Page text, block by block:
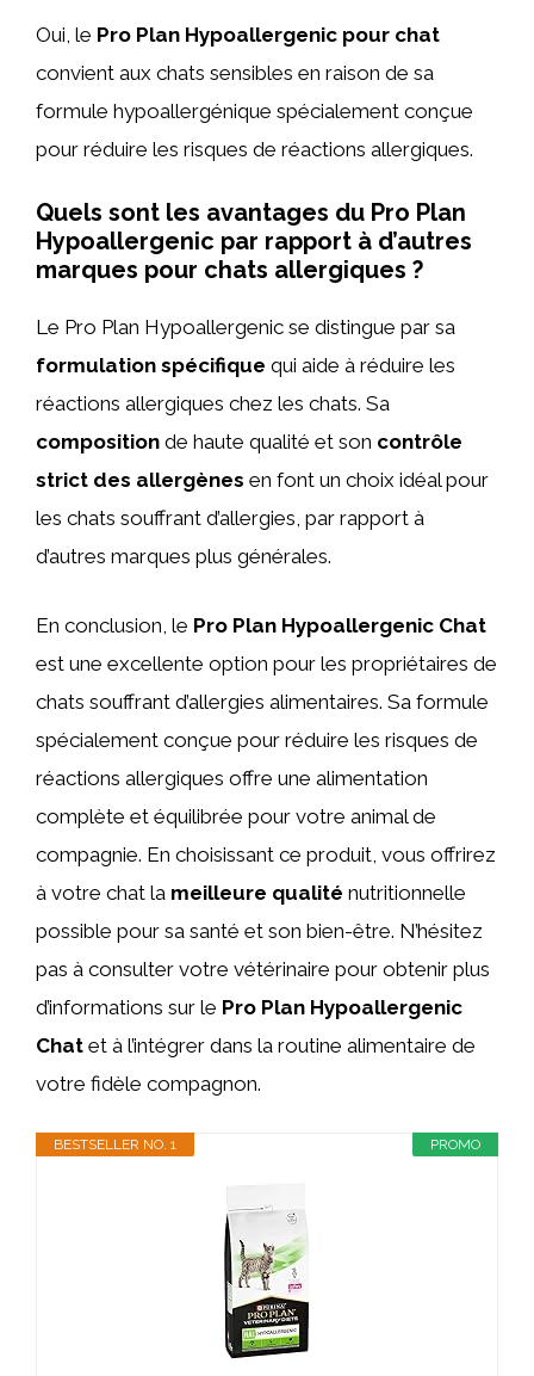
Oui, le Pro Plan Hypoallergenic pour chat
convient aux chats sensibles en raison de sa
formule hypoallergénique spécialement conçue
pour réduire les risques de réactions allergiques.
Quels sont les avantages du Pro Plan
Hypoallergenic par rapport à d’autres
marques pour chats allergiques ?
Le Pro Plan Hypoallergenic se distingue par sa
formulation spécifique qui aide à réduire les
réactions allergiques chez les chats. Sa
composition de haute qualité et son contrôle
strict des allergènes en font un choix idéal pour
les chats souffrant d’allergies, par rapport à
d’autres marques plus générales.
En conclusion, le Pro Plan Hypoallergenic Chat
est une excellente option pour les propriétaires de
chats souffrant d’allergies alimentaires. Sa formule
spécialement conçue pour réduire les risques de
réactions allergiques offre une alimentation
complète et équilibrée pour votre animal de
compagnie. En choisissant ce produit, vous offrirez
à votre chat la meilleure qualité nutritionnelle
possible pour sa santé et son bien-être. N’hésitez
pas à consulter votre vétérinaire pour obtenir plus
d’informations sur le Pro Plan Hypoallergenic
Chat et à l’intégrer dans la routine alimentaire de
votre fidèle compagnon.
PROMO
BESTSELLER NO. 1